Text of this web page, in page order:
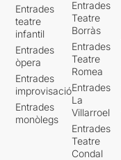
Entrades
teatre
infantil
Entrades
òpera
Entrades
improvisació
Entrades
monòlegs
Entrades
Teatre
Borràs
Entrades
Teatre
Romea
Entrades
La
Villarroel
Entrades
Teatre
Condal